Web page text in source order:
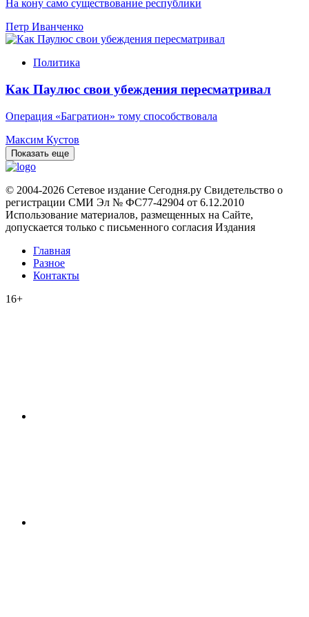
На кону само существование республики
Петр Иванченко
Политика
Как Паулюс свои убеждения пересматривал
Операция «Багратион» тому способствовала
Максим Кустов
Показать еще
© 2004-2026 Сетевое издание Сегодня.ру Свидетельство о
регистрации СМИ Эл № ФС77-42904 от 6.12.2010
Использование материалов, размещенных на Сайте,
допускается только с письменного согласия Издания
Главная
Разное
Контакты
16+